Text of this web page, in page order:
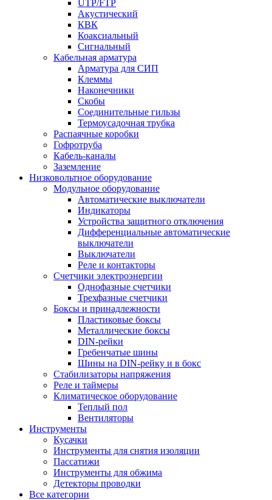
UTP/FTP
Акустический
КВК
Коаксиальный
Сигнальный
Кабельная арматура
Арматура для СИП
Клеммы
Наконечники
Скобы
Соединительные гильзы
Термоусадочная трубка
Распаячные коробки
Гофротруба
Кабель-каналы
Заземление
Низковольтное оборудование
Модульное оборудование
Автоматические выключатели
Индикаторы
Устройства защитного отключения
Дифференциальные автоматические
выключатели
Выключатели
Реле и контакторы
Счетчики электроэнергии
Однофазные счетчики
Трехфазные счетчики
Боксы и принадлежности
Пластиковые боксы
Металлические боксы
DIN-рейки
Гребенчатые шины
Шины на DIN-рейку и в бокс
Стабилизаторы напряжения
Реле и таймеры
Климатическое оборудование
Теплый пол
Вентиляторы
Инструменты
Кусачки
Инструменты для снятия изоляции
Пассатижи
Инструменты для обжима
Детекторы проводки
Все категории